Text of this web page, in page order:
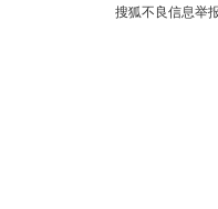
搜狐不良信息举